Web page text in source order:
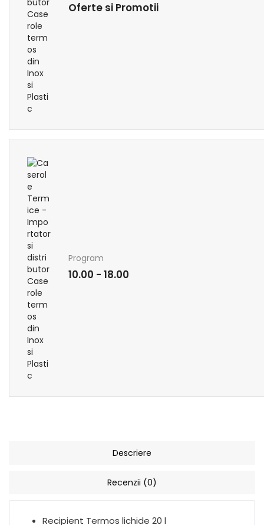
Oferte si Promotii
Program
10.00 - 18.00
Descriere
Recenzii (0)
Recipient Termos lichide 20 l